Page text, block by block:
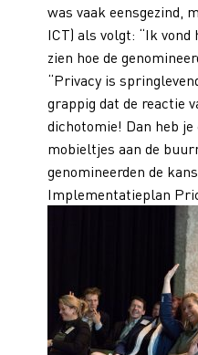
was vaak eensgezind,
ICT) als volgt: “Ik
zien hoe de
“Privacy is
grappig dat de reactie
dichotomie! Dan heb
mobieltjes aan de
genomineerden de
Implementatieplan